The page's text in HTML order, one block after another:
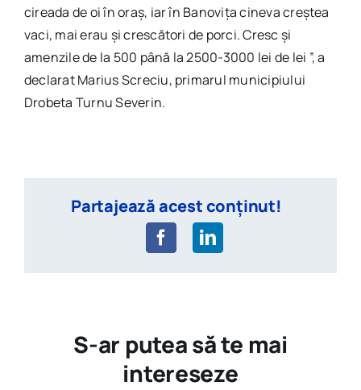
cireada de oi în oraș, iar în Banovița cineva creștea
vaci, mai erau și crescători de porci. Cresc și
amenzile de la 500 până la 2500-3000 lei de lei ”, a
declarat Marius Screciu, primarul municipiului
Drobeta Turnu Severin.
Partajează acest conținut!
S-ar putea să te mai
intereseze